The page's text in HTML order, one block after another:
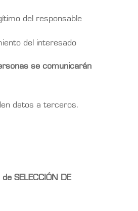
del responsable
del interesado
se comunicarán
datos a terceros.
SELECCIÓN DE